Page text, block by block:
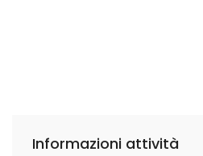
Informazioni attività